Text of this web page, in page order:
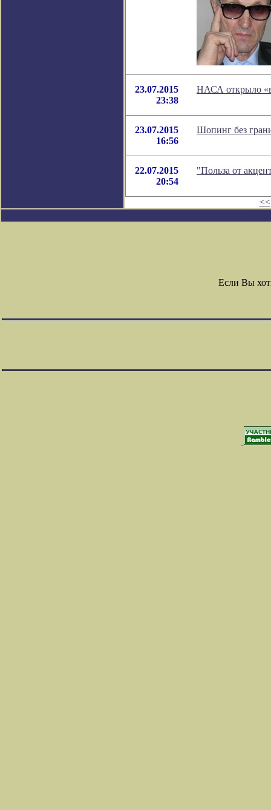
23.07.2015
23:38
НАСА открыло
23.07.2015
16:56
Шопинг без
22.07.2015
20:54
"Польза от
<<
Если Вы